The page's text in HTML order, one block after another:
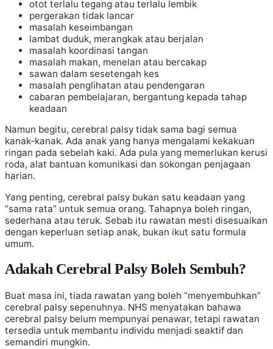
otot terlalu tegang atau terlalu lembik
pergerakan tidak lancar
masalah keseimbangan
lambat duduk, merangkak atau berjalan
masalah koordinasi tangan
masalah makan, menelan atau bercakap
sawan dalam sesetengah kes
masalah penglihatan atau pendengaran
cabaran pembelajaran, bergantung kepada tahap
keadaan
Namun begitu, cerebral palsy tidak sama bagi semua
kanak-kanak. Ada anak yang hanya mengalami kekakuan
ringan pada sebelah kaki. Ada pula yang memerlukan kerusi
roda, alat bantuan komunikasi dan sokongan penjagaan
harian.
Yang penting, cerebral palsy bukan satu keadaan yang
“sama rata” untuk semua orang. Tahapnya boleh ringan,
sederhana atau teruk. Sebab itu rawatan mesti disesuaikan
dengan keperluan setiap anak, bukan ikut satu formula
umum.
Adakah Cerebral Palsy Boleh Sembuh?
Buat masa ini, tiada rawatan yang boleh “menyembuhkan”
cerebral palsy sepenuhnya. NHS menyatakan bahawa
cerebral palsy belum mempunyai penawar, tetapi rawatan
tersedia untuk membantu individu menjadi seaktif dan
semandiri mungkin.